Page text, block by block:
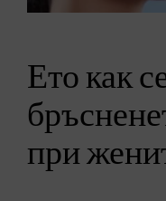
Ето как
при